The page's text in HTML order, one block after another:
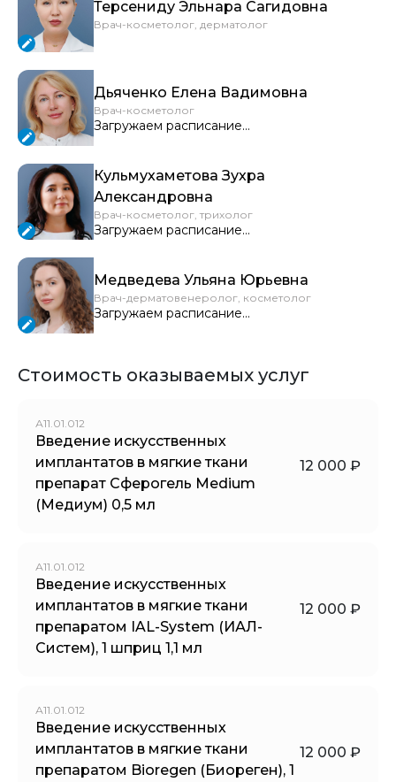
Терсениду Эльнара Сагидовна
Врач-косметолог, дерматолог
Дьяченко Елена Вадимовна
Врач-косметолог
Загружаем расписание...
Кульмухаметова Зухра
Александровна
Врач-косметолог, трихолог
Загружаем расписание...
Медведева Ульяна Юрьевна
Врач-дерматовенеролог, косметолог
Загружаем расписание...
Стоимость оказываемых услуг
А11.01.012
Введение искусственных
имплантатов в мягкие ткани
препарат Сферогель Medium
(Медиум) 0,5 мл
12 000 ₽
А11.01.012
Введение искусственных
имплантатов в мягкие ткани
препаратом IAL-System (ИАЛ-
Систем), 1 шприц 1,1 мл
12 000 ₽
А11.01.012
Введение искусственных
имплантатов в мягкие ткани
препаратом Bioregen (Биореген), 1
12 000 ₽